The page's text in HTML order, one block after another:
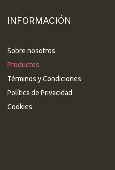
INFORMACIÓN
Sobre nosotros
Productos
Términos y Condiciones
Política de Privacidad
Cookies